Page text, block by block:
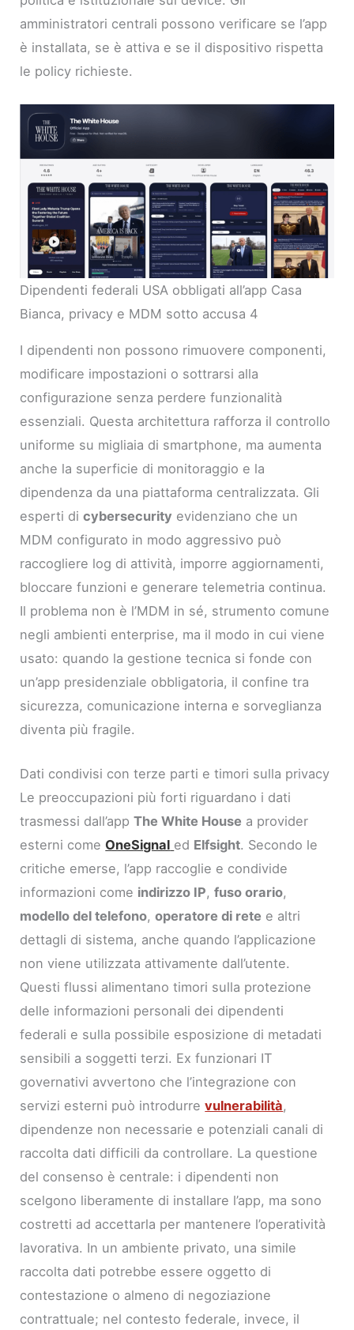
amministratori centrali possono verificare se l’app
è installata, se è attiva e se il dispositivo rispetta
le policy richieste.
Dipendenti federali USA obbligati all’app Casa
Bianca, privacy e MDM sotto accusa 4
I dipendenti non possono rimuovere componenti,
modificare impostazioni o sottrarsi alla
configurazione senza perdere funzionalità
essenziali. Questa architettura rafforza il controllo
uniforme su migliaia di smartphone, ma aumenta
anche la superficie di monitoraggio e la
dipendenza da una piattaforma centralizzata. Gli
esperti dicybersecurity evidenziano che un
MDM configurato in modo aggressivo può
raccogliere log di attività, imporre aggiornamenti,
bloccare funzioni e generare telemetria continua.
Il problema non è l’MDM in sé, strumento comune
negli ambienti enterprise, ma il modo in cui viene
usato: quando la gestione tecnica si fonde con
un’app presidenziale obbligatoria, il confine tra
sicurezza, comunicazione interna e sorveglianza
diventa più fragile.
Dati condivisi con terze parti e timori sulla privacy
Le preoccupazioni più forti riguardano i dati
trasmessi dall’appThe White House a provider
esterni come OneSignal ed Elfsight. Secondo le
critiche emerse, l’app raccoglie e condivide
informazioni come indirizzo IP,fuso orario,
modello del telefono,operatore di rete e altri
dettagli di sistema, anche quando l’applicazione
non viene utilizzata attivamente dall’utente.
Questi flussi alimentano timori sulla protezione
delle informazioni personali dei dipendenti
federali e sulla possibile esposizione di metadati
sensibili a soggetti terzi. Ex funzionari IT
governativi avvertono che l’integrazione con
servizi esterni può introdurrevulnerabilità,
dipendenze non necessarie e potenziali canali di
raccolta dati difficili da controllare. La questione
del consenso è centrale: i dipendenti non
scelgono liberamente di installare l’app, ma sono
costretti ad accettarla per mantenere l’operatività
lavorativa. In un ambiente privato, una simile
raccolta dati potrebbe essere oggetto di
contestazione o almeno di negoziazione
contrattuale; nel contesto federale, invece, il